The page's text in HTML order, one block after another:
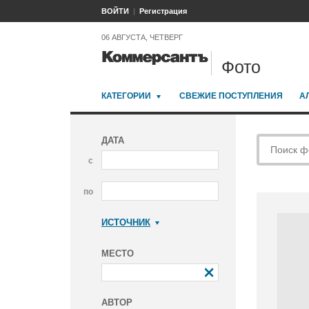
ВОЙТИ Регистрация
06 АВГУСТА, ЧЕТВЕРГ
Фото
КАТЕГОРИИ СВЕЖИЕ ПОСТУПЛЕНИЯ
ДАТА
с
по
ИСТОЧНИК
МЕСТО
АВТОР